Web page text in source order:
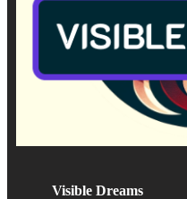
Visible Dreams